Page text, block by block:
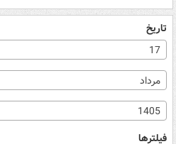
تاریخ
17
مرداد
1405
فیلترها